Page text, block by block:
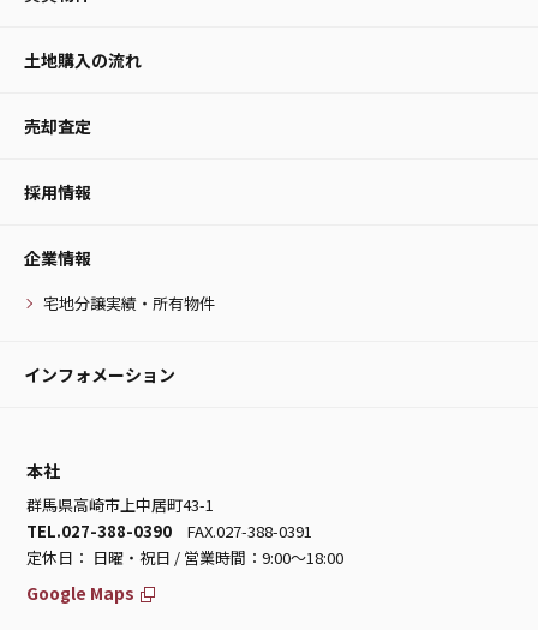
土地購入の流れ
売却査定
採用情報
企業情報
宅地分譲実績・所有物件
インフォメーション
本社
群馬県高崎市上中居町43-1
TEL.027-388-0390 FAX.027-388-0391
定休日： 日曜・祝日 / 営業時間：9:00～18:00
Google Maps